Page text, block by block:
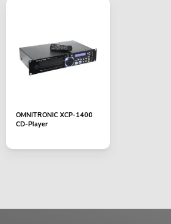
OMNITRONIC XCP-1400
CD-Player